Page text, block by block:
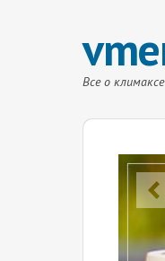
Все о